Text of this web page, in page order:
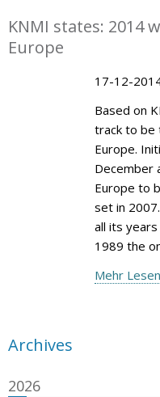
KNMI states: 2014
Europe
17-12-
Based on
track to be
Europe.
December
Europe to
set in
all its
1989 the
Mehr Lesen
Archives
2026